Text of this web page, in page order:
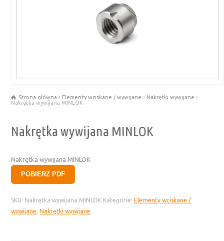
Strona główna Elementy wciskane / wywijane
Nakrętki wywijane
Nakrętka wywijana MINLOK
Nakrętka wywijana MINLOK
Nakrętka wywijana MINLOK
POBIERZ PDF
SKU: Nakrętka wywijana MINLOK Kategorie:Elementy wciskane /
wywijane,Nakrętki wywijane